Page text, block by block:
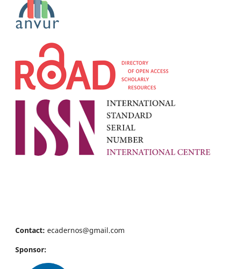
Contact: ecadernos@gmail.com
Sponsor: